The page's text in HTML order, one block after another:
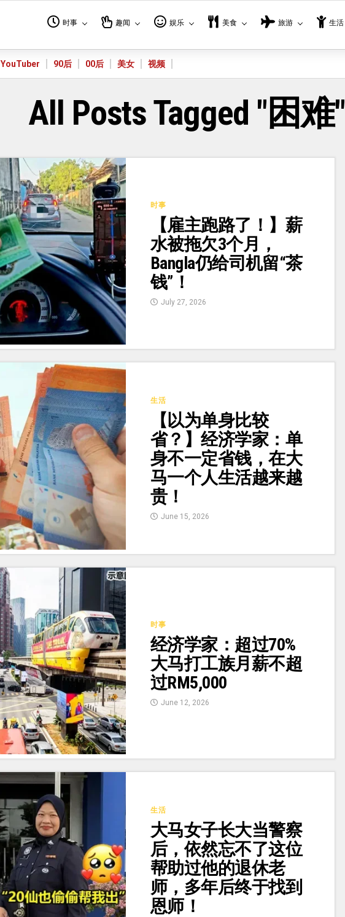
时事 趣闻 娱乐 美食 旅游 生活
YouTuber 90后 00后 美女 视频
All Posts Tagged "困难"
时事
【雇主跑路了！】薪
水被拖欠3个月，
Bangla仍给司机留“茶
钱”！
July 27, 2026
生活
【以为单身比较
省？】经济学家：单
身不一定省钱，在大
马一个人生活越来越
贵！
June 15, 2026
时事
经济学家：超过70%
大马打工族月薪不超
过RM5,000
June 12, 2026
生活
大马女子长大当警察
后，依然忘不了这位
帮助过他的退休老
师，多年后终于找到
恩师！